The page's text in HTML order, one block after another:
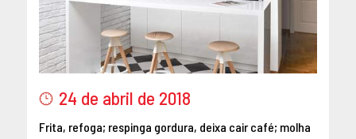
24 de abril de 2018
Frita, refoga; respinga gordura, deixa cair café; molha